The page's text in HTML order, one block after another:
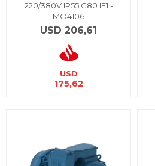
220/380V IP55 C80 IE1 -
MO4106
USD 206,61
USD
175,62